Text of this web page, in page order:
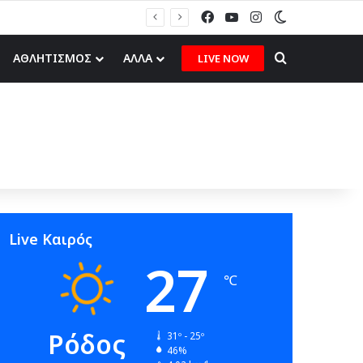
FacebookYouTubeInstagram
ΑΘΛΗΤΙΣΜΟΣ ΑΛΛΑ LIVE NOW Search for
Live Καιρός
Ρόδος
27 ℃
31º - 25º
46%